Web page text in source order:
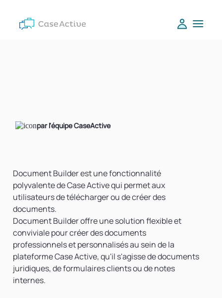
par l'équipe CaseActive
Document Builder est une fonctionnalité
polyvalente de Case Active qui permet aux
utilisateurs de télécharger ou de créer des
documents.
Document Builder offre une solution flexible et
conviviale pour créer des documents
professionnels et personnalisés au sein de la
plateforme Case Active, qu'il s'agisse de documents
juridiques, de formulaires clients ou de notes
internes.